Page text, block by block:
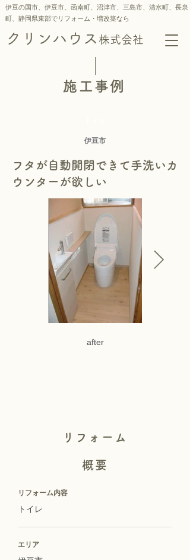
伊豆の国市、伊豆市、函南町、沼津市、三島市、 清水町、 長泉
町、静岡県東部でリフォーム・増改築なら
クリンハウス 株式会社
施工事例
伊豆市
フタが自動開閉できて手洗いカ
ウンターが欲しい
after
リフォーム
概要
リフォーム内容
トイレ
エリア